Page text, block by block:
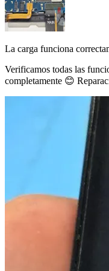
La carga funciona
Verificamos todas las
completamente 😊